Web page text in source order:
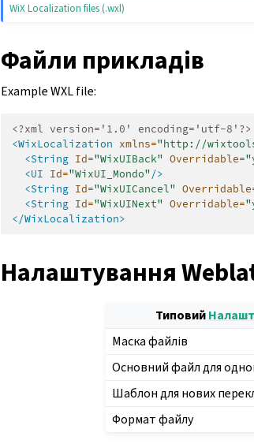
WiX Localization files (.wxl)
Файли прикладів
Example WXL file:
<?xml version='1.0' encoding='utf-8'?>
<WixLocalization xmlns="http://
<String Id="WixUIBack" Overridable=
<UI Id="WixUI_Mondo"/>
<String Id="WixUICancel"
<String Id="WixUINext" Overridable=
</WixLocalization>
Налаштування
Типовий
Маска файлів
Основний файл для
Шаблон для нових
Формат файлу